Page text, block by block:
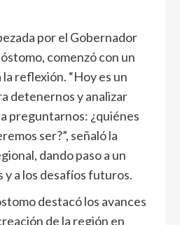
por el Gobernador
comenzó con un
reflexión. “Hoy es un
detenernos y analizar
preguntarnos: ¿quiénes
ser?”, señaló la
dando paso a un
y a los desafíos futuros.
destacó los avances
de la región en